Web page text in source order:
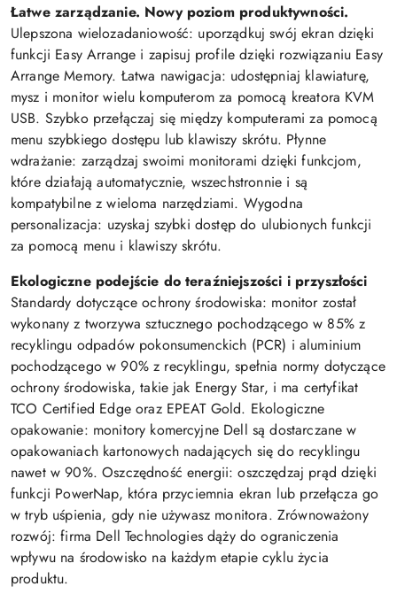
Łatwe zarządzanie. Nowy poziom produktywności.
Ulepszona wielozadaniowość: uporządkuj swój ekran dzięki
funkcji Easy Arrange i zapisuj profile dzięki rozwiązaniu Easy
Arrange Memory. Łatwa nawigacja: udostępniaj klawiaturę,
mysz i monitor wielu komputerom za pomocą kreatora KVM
USB. Szybko przełączaj się między komputerami za pomocą
menu szybkiego dostępu lub klawiszy skrótu. Płynne
wdrażanie: zarządzaj swoimi monitorami dzięki funkcjom,
które działają automatycznie, wszechstronnie i są
kompatybilne z wieloma narzędziami. Wygodna
personalizacja: uzyskaj szybki dostęp do ulubionych funkcji
za pomocą menu i klawiszy skrótu.
Ekologiczne podejście do teraźniejszości i przyszłości
Standardy dotyczące ochrony środowiska: monitor został
wykonany z tworzywa sztucznego pochodzącego w 85% z
recyklingu odpadów pokonsumenckich (PCR) i aluminium
pochodzącego w 90% z recyklingu, spełnia normy dotyczące
ochrony środowiska, takie jak Energy Star, i ma certyfikat
TCO Certified Edge oraz EPEAT Gold. Ekologiczne
opakowanie: monitory komercyjne Dell są dostarczane w
opakowaniach kartonowych nadających się do recyklingu
nawet w 90%. Oszczędność energii: oszczędzaj prąd dzięki
funkcji PowerNap, która przyciemnia ekran lub przełącza go
w tryb uśpienia, gdy nie używasz monitora. Zrównoważony
rozwój: firma Dell Technologies dąży do ograniczenia
wpływu na środowisko na każdym etapie cyklu życia
produktu.